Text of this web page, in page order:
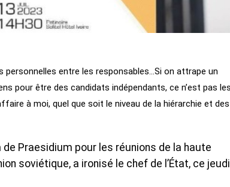
personnelles entre les responsables…Si on attrape un
pour être des candidats indépendants, ce n’est pas les
à moi, quel que soit le niveau de la hiérarchie et des
Praesidium pour les réunions de la haute
soviétique, a ironisé le chef de l’État, ce jeudi